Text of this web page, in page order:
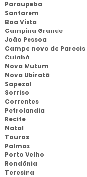
Paraupeba
Santarem
Boa Vista
Campina Grande
João Pessoa
Campo novo do Parecis
Cuiabá
Nova Mutum
Nova Ubiratã
Sapezal
Sorriso
Correntes
Petrolandia
Recife
Natal
Touros
Palmas
Porto Velho
Rondônia
Teresina